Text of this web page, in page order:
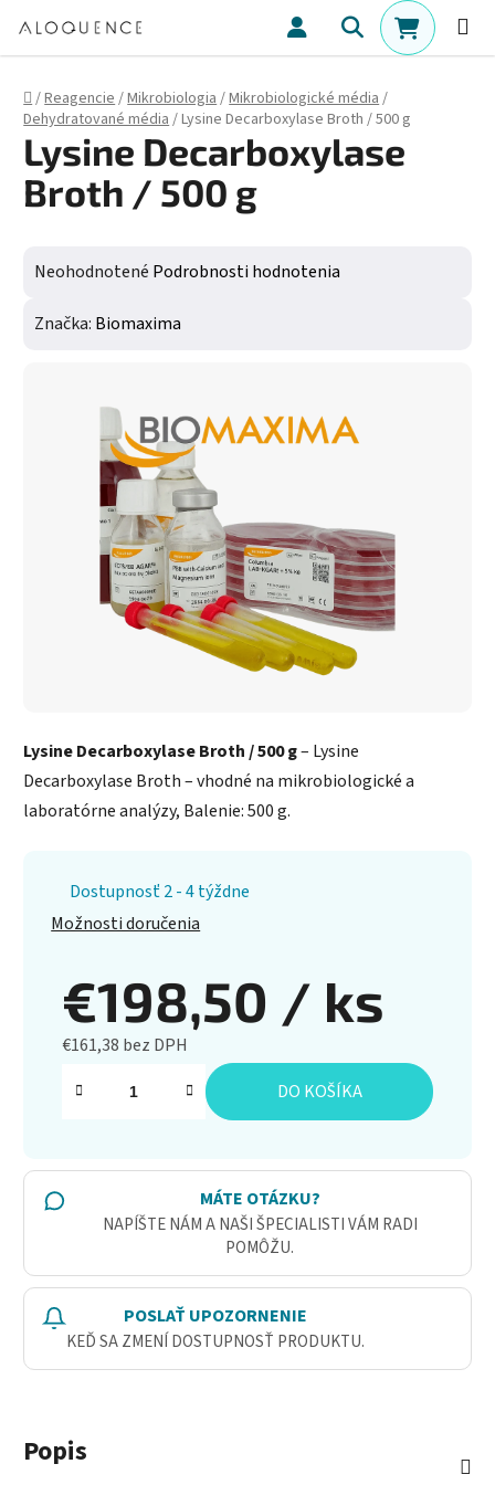
Hľadať
Domov
/Reagencie/Mikrobiologia/Mikrobiologické média/
Dehydratované média/Lysine Decarboxylase Broth / 500 g
Lysine Decarboxylase Broth / 500 g– Lysine
Decarboxylase Broth – vhodné na mikrobiologické a
laboratórne analýzy, Balenie: 500 g.
Dostupnosť 2 - 4 týždne
Možnosti doručenia
€198,50 / ks
€161,38 bez DPH
Jednotková cena:
DO KOŠÍKA
MÁTE OTÁZKU?
NAPÍŠTE NÁM A NAŠI ŠPECIALISTI VÁM RADI
POMÔŽU.
POSLAŤ UPOZORNENIE
KEĎ SA ZMENÍ DOSTUPNOSŤ PRODUKTU.
Lysine Decarboxylase
Broth / 500 g
Priemerné hodnotenie produktu je 0,0 z 5 hviezdičiek.
Neohodnotené Podrobnosti hodnotenia
Značka: Biomaxima
Popis